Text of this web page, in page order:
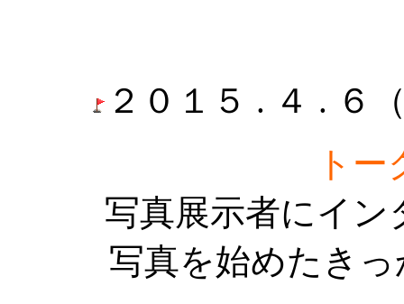
２０１５ . ４ . ６
ト
写真展示者にイン
写真を始めたき